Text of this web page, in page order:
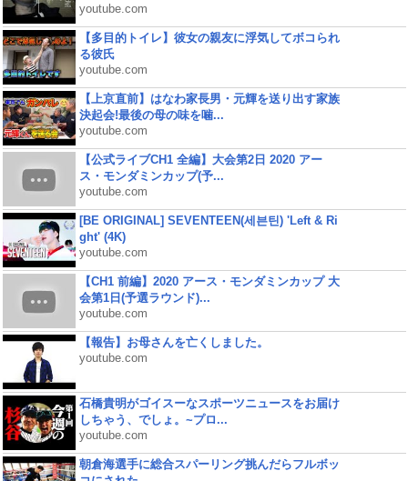
youtube.com
【多目的トイレ】彼女の親友に浮気してボコられ
る彼氏
youtube.com
【上京直前】はなわ家長男・元輝を送り出す家族
決起会!最後の母の味を噛...
youtube.com
【公式ライブCH1 全編】大会第2日 2020 アー
ス・モンダミンカップ(予...
youtube.com
[BE ORIGINAL] SEVENTEEN(세븐틴) 'Left & Ri
ght' (4K)
youtube.com
【CH1 前編】2020 アース・モンダミンカップ 大
会第1日(予選ラウンド)...
youtube.com
【報告】お母さんを亡くしました。
youtube.com
石橋貴明がゴイスーなスポーツニュースをお届け
しちゃう、でしょ。~プロ...
youtube.com
朝倉海選手に総合スパーリング挑んだらフルボッ